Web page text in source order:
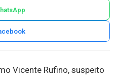
Vicente Rufino, suspeito